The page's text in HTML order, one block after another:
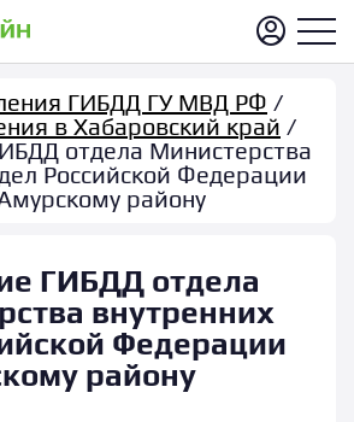
ГИБДД ГУ МВД РФ /
в Хабаровский край /
отдела Министерства
Российской Федерации
району
ГИБДД отдела
внутренних
Федерации
району